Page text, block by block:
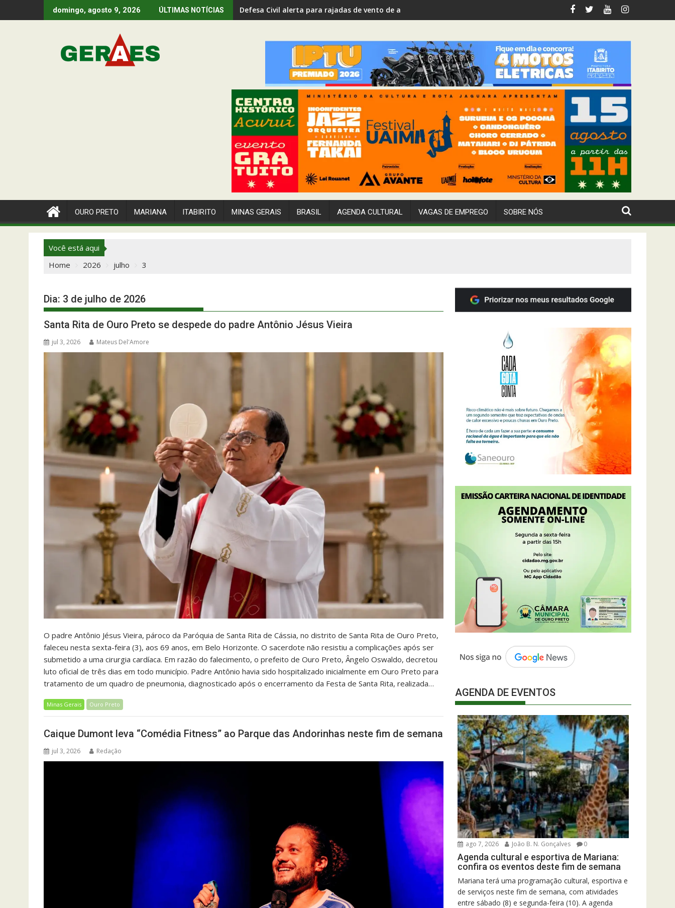
to
domingo, agosto 9, 2026 ÚLTIMAS NOTÍCIAS Defesa Civil alerta para rajadas de vento de até 80 km/h em Itabirito
OURO PRETO MARIANA ITABIRITO MINAS GERAIS BRASIL AGENDA CULTURAL VAGAS DE EMPREGO SOBRE NÓS
Você está aqui
Home
2026 julho 3
Dia: 3 de julho de 2026
Santa Rita de Ouro Preto se despede do padre Antônio Jésus Vieira
jul 3, 2026 Mateus Del'Amore
O padre Antônio Jésus Vieira, pároco da Paróquia de Santa Rita de Cássia, no distrito de Santa Rita de Ouro Preto,
faleceu nesta sexta-feira (3), aos 69 anos, em Belo Horizonte. O sacerdote não resistiu a complicações após ser
submetido a uma cirurgia cardíaca. Em razão do falecimento, o prefeito de Ouro Preto, Ângelo Oswaldo, decretou
luto oficial de três dias em todo município. Padre Antônio havia sido hospitalizado inicialmente em Ouro Preto para
tratamento de um quadro de pneumonia, diagnosticado após o encerramento da Festa de Santa Rita, realizada…
Minas Gerais Ouro Preto
Caique Dumont leva “Comédia Fitness” ao Parque das Andorinhas neste fim de semana
jul 3, 2026 Redação
AGENDA DE EVENTOS
ago 7, 2026 João B. N. Gonçalves 0
Agenda cultural e esportiva de Mariana:
confira os eventos deste fim de semana
Mariana terá uma programação cultural, esportiva e
de serviços neste fim de semana, com atividades
entre sábado (8) e segunda-feira (10). A agenda